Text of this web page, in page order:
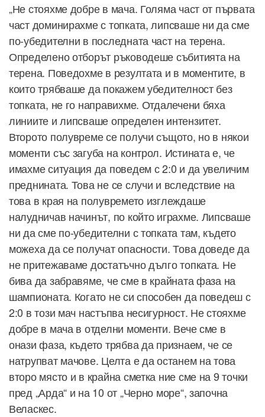
„Не стояхме добре в мача. Голяма част от първата
част доминирахме с топката, липсваше ни да сме
по-убедителни в последната част на терена.
Определено отборът ръководеше събитията на
терена. Поведохме в резултата и в моментите, в
които трябваше да покажем убедителност без
топката, не го направихме. Отдалечени бяха
линиите и липсваше определен интензитет.
Второто полувреме се получи същото, но в някои
моменти със загуба на контрол. Истината е, че
имахме ситуация да поведем с 2:0 и да увеличим
преднината. Това не се случи и вследствие на
това в края на полувремето изглеждаше
налудничав начинът, по който играхме. Липсваше
ни да сме по-убедителни с топката там, където
можеха да се получат опасности. Това доведе да
не притежаваме достатъчно дълго топката. Не
бива да забравяме, че сме в крайната фаза на
шампионата. Когато не си способен да поведеш с
2:0 в този мач настъпва несигурност. Не стояхме
добре в мача в отделни моменти. Вече сме в
онази фаза, където трябва да признаем, че се
натрупват мачове. Целта е да останем на това
второ място и в крайна сметка ние сме на 9 точки
пред „Арда“ и на 10 от „Черно море“, започна
Веласкес.